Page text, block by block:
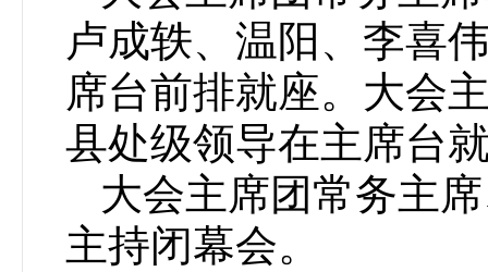
卢成轶、温阳、李喜
席台前排就座。大会
县处级领导在主席台
大会主席团常务主
主持闭幕会。